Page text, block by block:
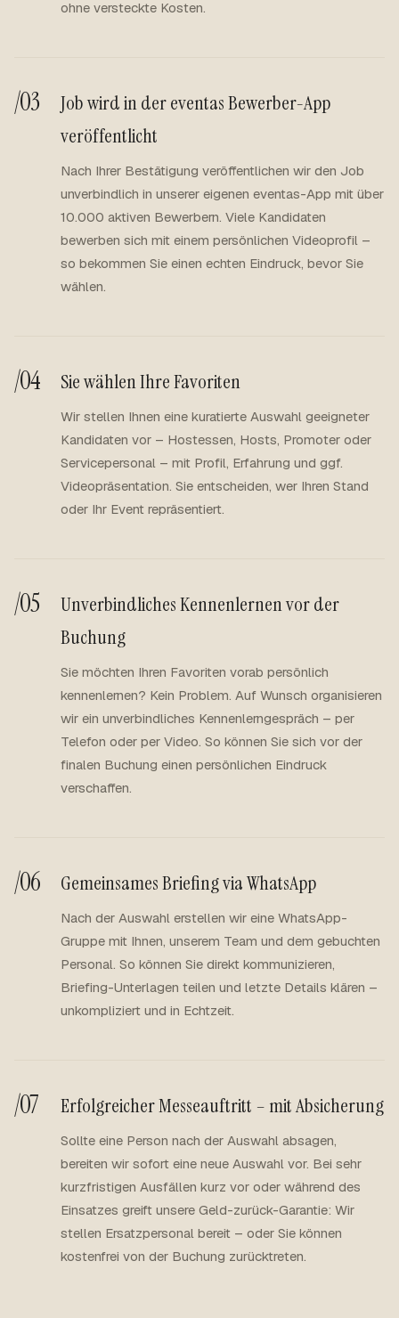
ohne versteckte Kosten.
/03
Job wird in der eventas Bewerber-App
veröffentlicht
Nach Ihrer Bestätigung veröffentlichen wir den Job
unverbindlich in unserer eigenen eventas-App mit über
10.000 aktiven Bewerbern. Viele Kandidaten
bewerben sich mit einem persönlichen Videoprofil –
so bekommen Sie einen echten Eindruck, bevor Sie
wählen.
/04 Sie wählen Ihre Favoriten
Wir stellen Ihnen eine kuratierte Auswahl geeigneter
Kandidaten vor – Hostessen, Hosts, Promoter oder
Servicepersonal – mit Profil, Erfahrung und ggf.
Videopräsentation. Sie entscheiden, wer Ihren Stand
oder Ihr Event repräsentiert.
/05
Unverbindliches Kennenlernen vor der
Buchung
Sie möchten Ihren Favoriten vorab persönlich
kennenlernen? Kein Problem. Auf Wunsch organisieren
wir ein unverbindliches Kennenlerngespräch – per
Telefon oder per Video. So können Sie sich vor der
finalen Buchung einen persönlichen Eindruck
verschaffen.
/06 Gemeinsames Briefing via WhatsApp
Nach der Auswahl erstellen wir eine WhatsApp-
Gruppe mit Ihnen, unserem Team und dem gebuchten
Personal. So können Sie direkt kommunizieren,
Briefing-Unterlagen teilen und letzte Details klären –
unkompliziert und in Echtzeit.
/07 Erfolgreicher Messeauftritt – mit Absicherung
Sollte eine Person nach der Auswahl absagen,
bereiten wir sofort eine neue Auswahl vor. Bei sehr
kurzfristigen Ausfällen kurz vor oder während des
Einsatzes greift unsere Geld-zurück-Garantie: Wir
stellen Ersatzpersonal bereit – oder Sie können
kostenfrei von der Buchung zurücktreten.